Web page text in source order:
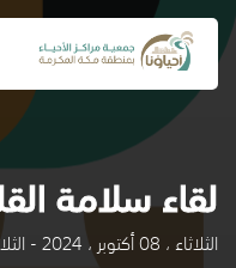
لقاء سلامة
الثلاثاء ، 08 أكتوبر ، 2024 - الثلاثاء ، 08 أكتوبر ، 2024